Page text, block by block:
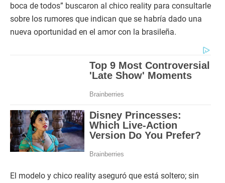
boca de todos” buscaron al chico reality para consultarle
sobre los rumores que indican que se habría dado una
nueva oportunidad en el amor con la brasileña.
El modelo y chico reality aseguró que está soltero; sin